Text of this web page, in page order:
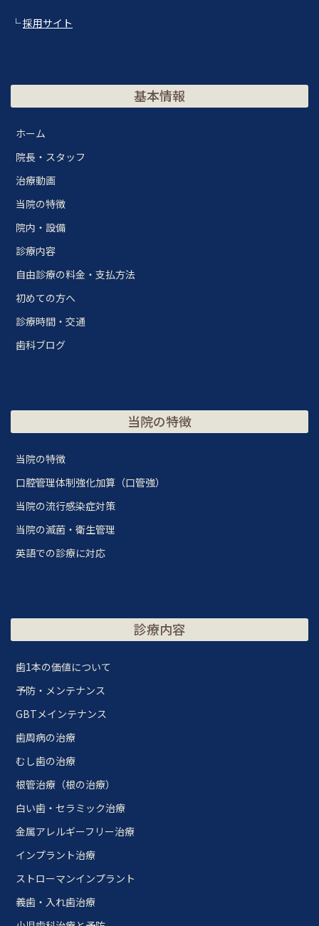
└採用サイト
基本情報
ホーム
院長・スタッフ
治療動画
当院の特徴
院内・設備
診療内容
自由診療の料金・支払方法
初めての方へ
診療時間・交通
歯科ブログ
当院の特徴
当院の特徴
口腔管理体制強化加算（口管強）
当院の流行感染症対策
当院の滅菌・衛生管理
英語での診療に対応
診療内容
歯1本の価値について
予防・メンテナンス
GBTメインテナンス
歯周病の治療
むし歯の治療
根管治療（根の治療）
白い歯・セラミック治療
金属アレルギーフリー治療
インプラント治療
ストローマンインプラント
義歯・入れ歯治療